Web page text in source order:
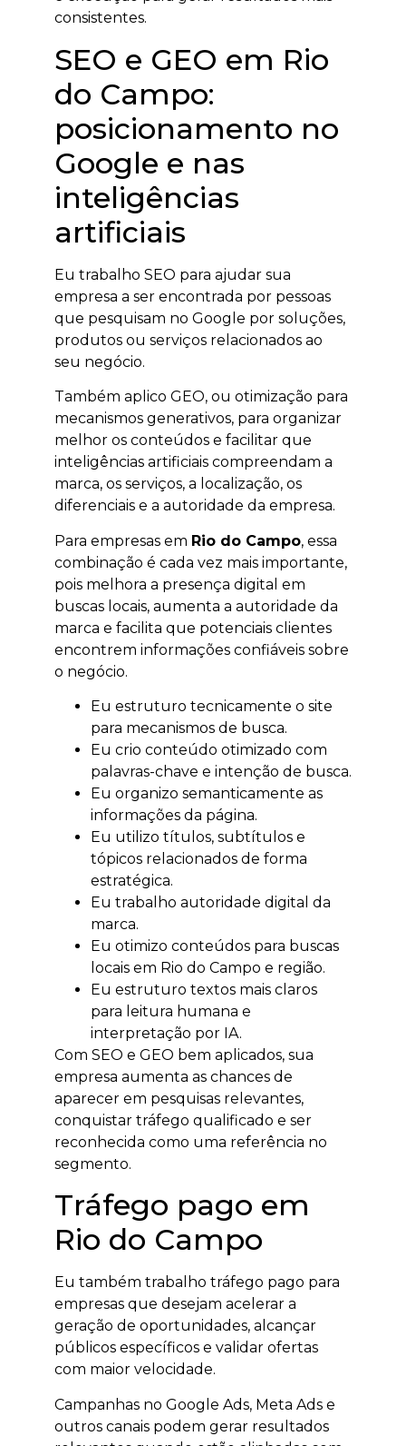
consistentes.
SEO e GEO em Rio
do Campo:
posicionamento no
Google e nas
inteligências
artificiais
Eu trabalho SEO para ajudar sua
empresa a ser encontrada por pessoas
que pesquisam no Google por soluções,
produtos ou serviços relacionados ao
seu negócio.
Também aplico GEO, ou otimização para
mecanismos generativos, para organizar
melhor os conteúdos e facilitar que
inteligências artificiais compreendam a
marca, os serviços, a localização, os
diferenciais e a autoridade da empresa.
Para empresas em Rio do Campo, essa
combinação é cada vez mais importante,
pois melhora a presença digital em
buscas locais, aumenta a autoridade da
marca e facilita que potenciais clientes
encontrem informações confiáveis sobre
o negócio.
Eu estruturo tecnicamente o site
para mecanismos de busca.
Eu crio conteúdo otimizado com
palavras-chave e intenção de busca.
Eu organizo semanticamente as
informações da página.
Eu utilizo títulos, subtítulos e
tópicos relacionados de forma
estratégica.
Eu trabalho autoridade digital da
marca.
Eu otimizo conteúdos para buscas
locais em Rio do Campo e região.
Eu estruturo textos mais claros
para leitura humana e
interpretação por IA.
Com SEO e GEO bem aplicados, sua
empresa aumenta as chances de
aparecer em pesquisas relevantes,
conquistar tráfego qualificado e ser
reconhecida como uma referência no
segmento.
Tráfego pago em
Rio do Campo
Eu também trabalho tráfego pago para
empresas que desejam acelerar a
geração de oportunidades, alcançar
públicos específicos e validar ofertas
com maior velocidade.
Campanhas no Google Ads, Meta Ads e
outros canais podem gerar resultados